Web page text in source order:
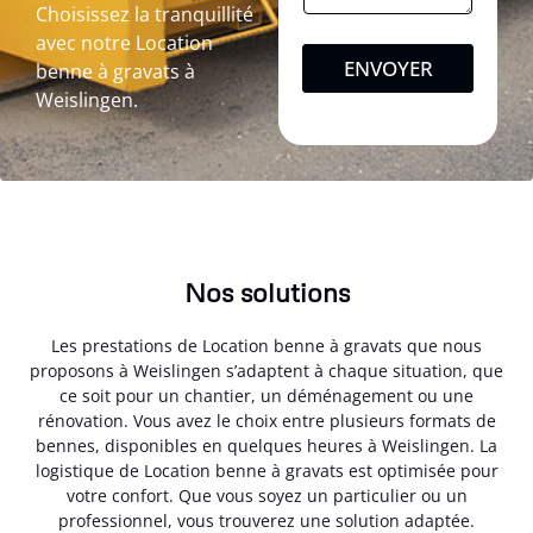
Choisissez la tranquillité
avec notre Location
benne à gravats à
Weislingen.
ENVOYER
Nos solutions
Les prestations de Location benne à gravats que nous
proposons à Weislingen s’adaptent à chaque situation, que
ce soit pour un chantier, un déménagement ou une
rénovation. Vous avez le choix entre plusieurs formats de
bennes, disponibles en quelques heures à Weislingen. La
logistique de Location benne à gravats est optimisée pour
votre confort. Que vous soyez un particulier ou un
professionnel, vous trouverez une solution adaptée.